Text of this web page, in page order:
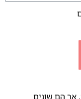
אך הם שונים